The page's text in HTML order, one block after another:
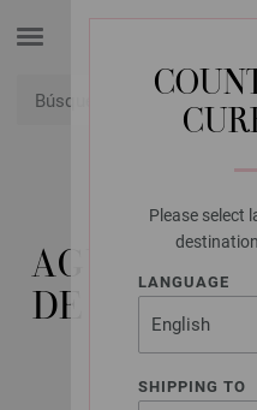
Please select
LANGUAGE
SHIPPING TO
LANA
AGUJA
DE
NO.